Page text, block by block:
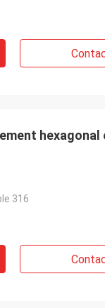
hexagonal
316